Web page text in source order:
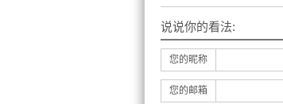
说说你的看法:
您的昵称
您的邮箱